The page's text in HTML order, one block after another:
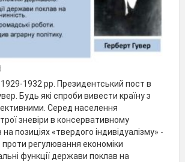
1929-1932 рр. Президентський пост в
Будь які спроби вивести країну з
Серед населення
зневіри в консервативному
на позиціях «твердого індивідуалізму» -
регулювання економіки
функції держави поклав на